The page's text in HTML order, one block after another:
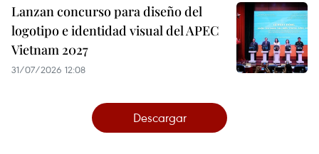
Lanzan concurso para diseño del
logotipo e identidad visual del APEC
Vietnam 2027
31/07/2026 12:08
Descargar